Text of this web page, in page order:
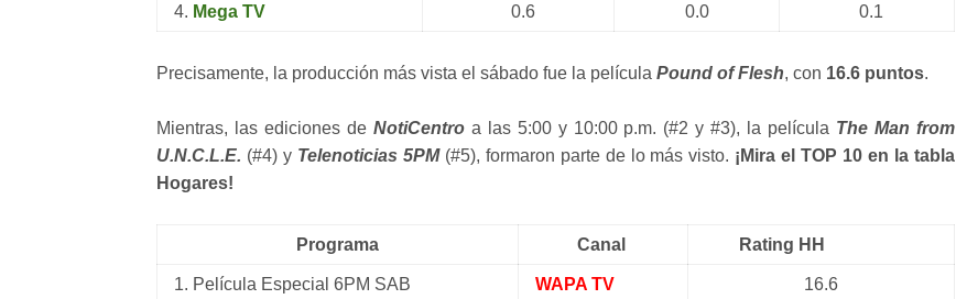
4. Mega TV 0.6 0.0 0.1
Precisamente, la producción más vista el sábado fue la película Pound of Flesh, con 16.6 puntos.
Mientras, las ediciones de NotiCentroa las 5:00 y 10:00 p.m. (#2 y #3), la película The Man from
U.N.C.L.E. (#4) y Telenoticias 5PM(#5), formaron parte de lo más visto. ¡Mira el TOP 10 en la tabla
Hogares!
Programa Canal Rating HH
1. Película Especial 6PM SAB WAPA TV 16.6